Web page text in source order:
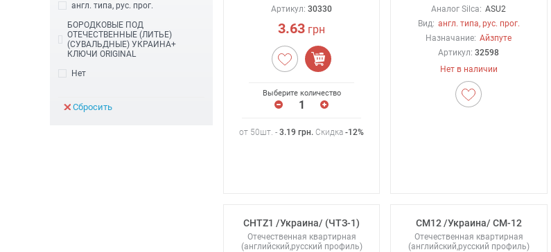
англ. типа, рус. прог.
БОРОДКОВЫЕ ПОД
ОТЕЧЕСТВЕННЫЕ (ЛИТЬЕ)
(СУВАЛЬДНЫЕ) УКРАИНА+
КЛЮЧИ ORIGINAL
Нет
Сбросить
Артикул:30330
3.63 грн
Выберите количество
от 50шт. -3.19 грн. Скидка-12%
Аналог Silca: ASU2
Вид: англ. типа, рус. прог.
Назначание: Айзпуте
Артикул:32598
Нет в наличии
CHTZ1 /Украина/ (ЧТЗ-1)
Отечественная квартирная
(английский,русский профиль)
CM12 /Украина/ СМ-12
Отечественная квартирная
(английский,русский профиль)